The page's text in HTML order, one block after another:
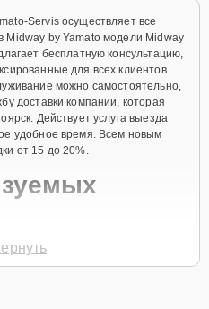
Servis осуществляет все
Midway by Yamato модели Midway
бесплатную консультацию,
для всех клиентов
можно самостоятельно,
доставки компании, которая
Действует услуга выезда
удобное время. Всем новым
от 15 до 20%.
Midway Yamato E-Scooter S